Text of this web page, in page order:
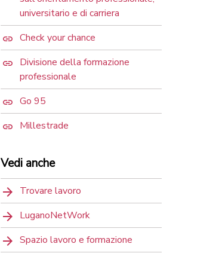
universitario e di carriera
Check your chance
Divisione della formazione
professionale
Go 95
Millestrade
Vedi anche
Trovare lavoro
LuganoNetWork
Spazio lavoro e formazione